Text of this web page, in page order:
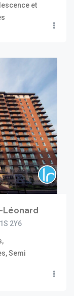
et
Léonard
2Y6
Semi